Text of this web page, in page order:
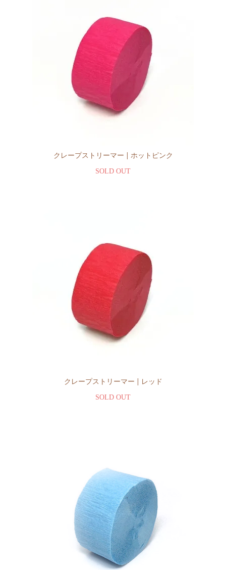
クレープストリーマー | ホットピンク
SOLD OUT
クレープストリーマー | レッド
SOLD OUT